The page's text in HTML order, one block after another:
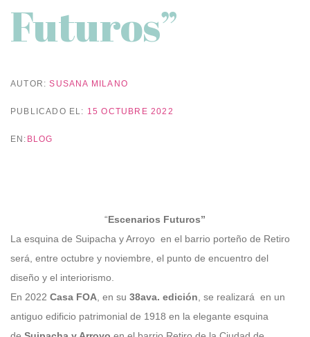
Futuros”
AUTOR:SUSANA MILANO
PUBLICADO EL: 15 OCTUBRE 2022
EN: BLOG
“Escenarios Futuros”
La esquina de Suipacha y Arroyo en el barrio porteño de Retiro
será, entre octubre y noviembre, el punto de encuentro del
diseño y el interiorismo.
En 2022 Casa FOA , en su 38ava. edición , se realizará en un
antiguo edificio patrimonial de 1918 en la elegante esquina